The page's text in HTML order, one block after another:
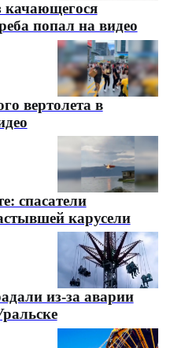
качающегося
попал на видео
вертолета в
спасатели
карусели
из-за аварии